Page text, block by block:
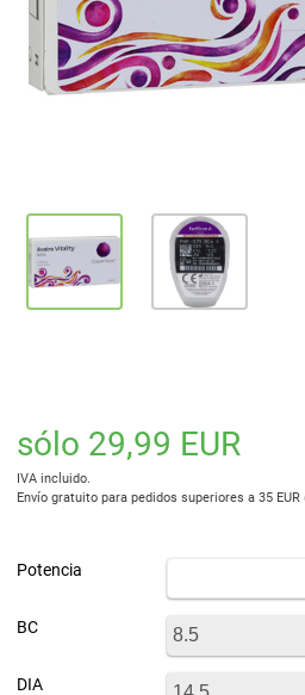
sólo 29,99 EUR
IVA incluido.
Envío gratuito para pedidos superiores a 35 EUR
Potencia
BC
DIA